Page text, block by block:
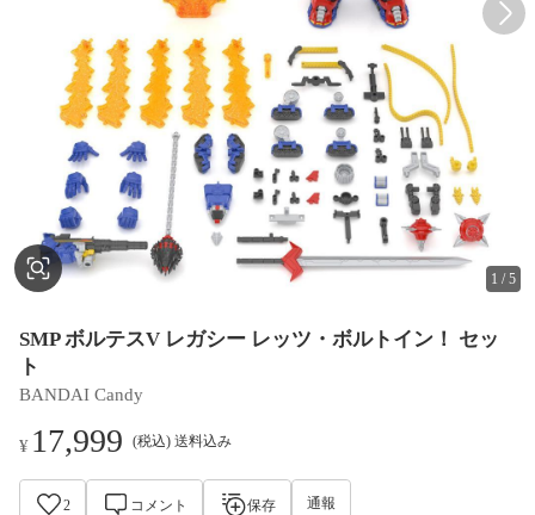
1 /5
SMP ボルテスV レガシー レッツ・ボルトイン！ セッ
ト
BANDAI Candy
¥ 17,999 (税込) 送料込み
2 コメント 保存 通報